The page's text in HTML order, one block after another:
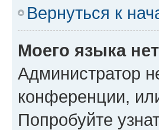
Вернуться к
Моего языка
Администратор
конференции,
Попробуйте